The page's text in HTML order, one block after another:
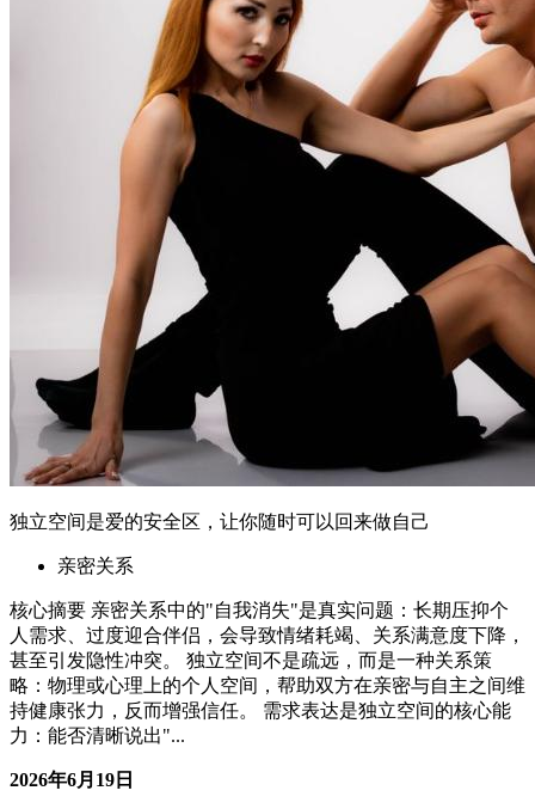
独立空间是爱的安全区，让你随时可以回来做自己
亲密关系
核心摘要 亲密关系中的"自我消失"是真实问题：长期压抑个
人需求、过度迎合伴侣，会导致情绪耗竭、关系满意度下降，
甚至引发隐性冲突。 独立空间不是疏远，而是一种关系策
略：物理或心理上的个人空间，帮助双方在亲密与自主之间维
持健康张力，反而增强信任。 需求表达是独立空间的核心能
力：能否清晰说出"...
2026年6月19日
06-19 更新